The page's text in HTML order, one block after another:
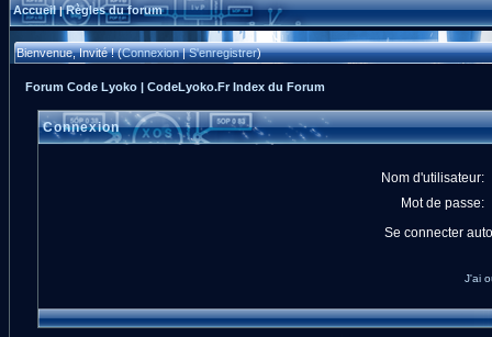
Accueil|Règles du forum
Bienvenue, Invité ! (Connexion|S'enregistrer)
Forum Code Lyoko | CodeLyoko.Fr Index du Forum
Connexion
Nom d'utilisateur:
Mot de passe:
Se connecter
J'ai